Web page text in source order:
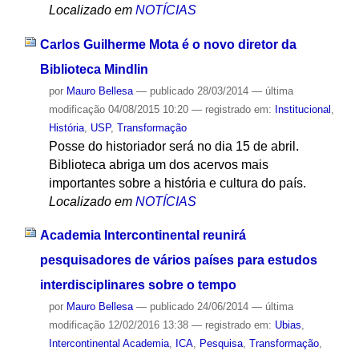
Localizado em NOTÍCIAS
Carlos Guilherme Mota é o novo diretor da
Biblioteca Mindlin
por Mauro Bellesa — publicado28/03/2014 — última
modificação04/08/2015 10:20 — registrado em: Institucional
História, USP, Transformação
Posse do historiador será no dia 15 de abril.
Biblioteca abriga um dos acervos mais
importantes sobre a história e cultura do país.
Localizado em NOTÍCIAS
Academia Intercontinental reunirá
pesquisadores de vários países para estudos
interdisciplinares sobre o tempo
por Mauro Bellesa — publicado24/06/2014 — última
modificação12/02/2016 13:38 — registrado em: Ubias,
Intercontinental Academia, ICA, Pesquisa, Transformação,